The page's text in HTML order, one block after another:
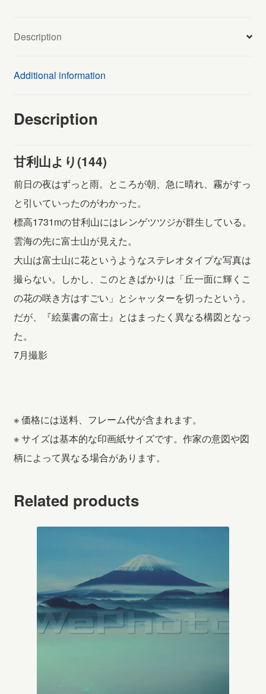
Description
Additional information
Description
甘利山より(144)
前日の夜はずっと雨。ところが朝、急に晴れ、霧がすっ
と引いていったのがわかった。
標高1731mの甘利山にはレンゲツツジが群生している。
雲海の先に富士山が見えた。
大山は富士山に花というようなステレオタイプな写真は
撮らない。しかし、このときばかりは「丘一面に輝くこ
の花の咲き方はすごい」とシャッターを切ったという。
だが、『絵葉書の富士』とはまったく異なる構図となっ
た。
7月撮影
※ 価格には送料、フレーム代が含まれます。
※ サイズは基本的な印画紙サイズです。作家の意図や図
柄によって異なる場合があります。
Related products